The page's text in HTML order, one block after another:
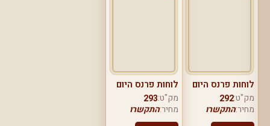
לוחות פרנס היום
מק"ט:292
מחיר:התקשרו
לוחות פרנס היום
מק"ט:293
מחיר:התקשרו